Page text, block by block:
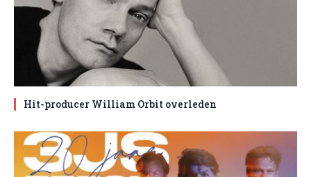
Hit-producer William Orbit overleden